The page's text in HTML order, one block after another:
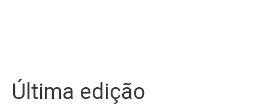
Última edição